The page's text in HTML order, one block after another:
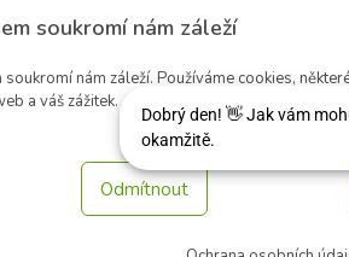
soukromí nám záleží
soukromí nám záleží. Používáme cookies,
a váš zážitek.
Odmítnout
Sledujte nás: